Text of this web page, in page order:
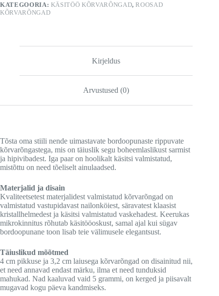
KATEGOORIA: KÄSITÖÖ KÕRVARÕNGAD,ROOSAD
KÕRVARÕNGAD
Kirjeldus
Arvustused (0)
Tõsta oma stiili nende uimastavate bordoopunaste rippuvate
kõrvarõngastega, mis on täiuslik segu boheemlaslikust sarmist
ja hipivibadest. Iga paar on hoolikalt käsitsi valmistatud,
mistõttu on need tõeliselt ainulaadsed.
Materjalid ja disain
Kvaliteetsetest materjalidest valmistatud kõrvarõngad on
valmistatud vastupidavast nailonköiest, säravatest klaasist
kristallhelmedest ja käsitsi valmistatud vaskehadest. Keerukas
mikrokinnitus rõhutab käsitööoskust, samal ajal kui sügav
bordoopunane toon lisab teie välimusele elegantsust.
Täiuslikud mõõtmed
4 cm pikkuse ja 3,2 cm laiusega kõrvarõngad on disainitud nii,
et need annavad endast märku, ilma et need tunduksid
mahukad. Nad kaaluvad vaid 5 grammi, on kerged ja piisavalt
mugavad kogu päeva kandmiseks.